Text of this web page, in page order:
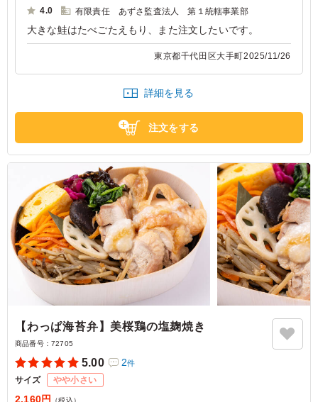
にぜひどうぞ。
4.0 有限責任 あずさ監査法人 第１統轄事業部
大きな鮭はたべごたえもり、また注文したいです。
東京都千代田区大手町2025/11/26
詳細を見る
注文をする
【わっぱ海苔弁】美桜鶏の塩麹焼き
商品番号： 72705
5.00 2件
サイズ やや小さい
2,160円 （税込）